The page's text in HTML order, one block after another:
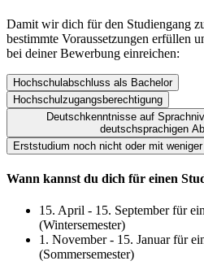
Damit wir dich für den Studiengang
bestimmte Voraussetzungen erfüllen
bei deiner Bewerbung einreichen:
Hochschulabschluss als Bachelor
Hochschulzugangsberechtigung
Deutschkenntnisse auf
deutschsprachigen
Erststudium noch nicht oder mit
Wann kannst du dich für einen
15. April - 15. September für
(Wintersemester)
1. November - 15. Januar für
(Sommersemester)